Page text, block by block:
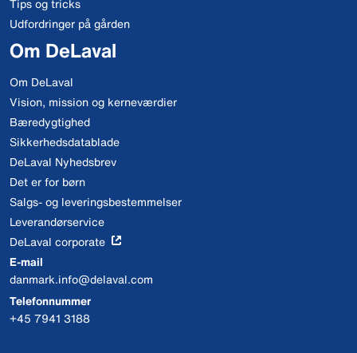
Tips og tricks
Udfordringer på gården
Om DeLaval
Om DeLaval
Vision, mission og kerneværdier
Bæredygtighed
Sikkerhedsdatablade
DeLaval Nyhedsbrev
Det er for børn
Salgs- og leveringsbestemmelser
Leverandørservice
DeLaval corporate
E-mail
danmark.info@delaval.com
Telefonnummer
+45 7941 3188